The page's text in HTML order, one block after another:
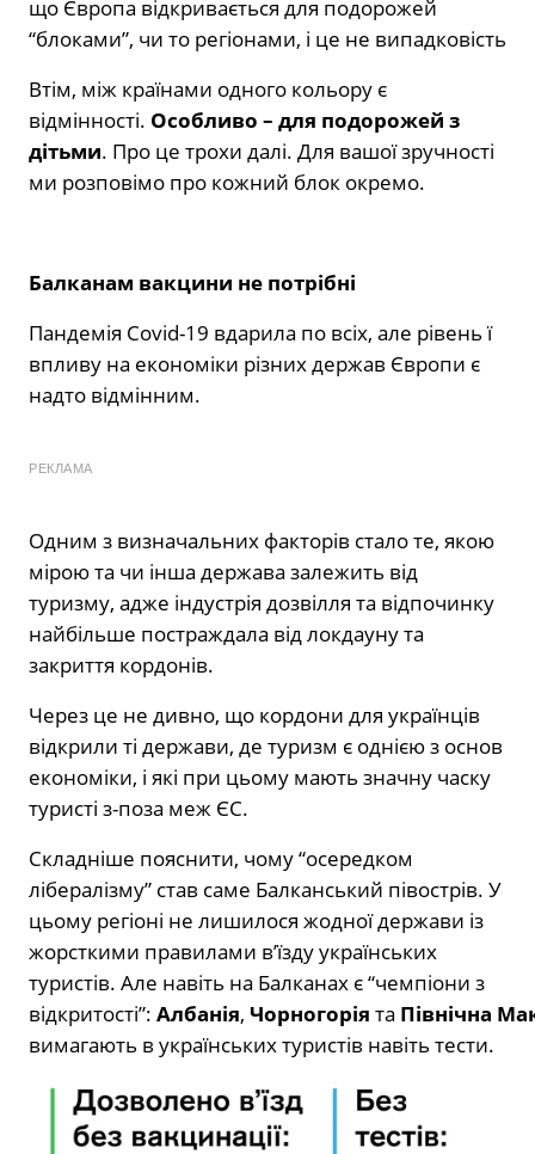
що Європа відкривається для подорожей
“блоками”, чи то регіонами, і це не випадковість
Втім, між країнами одного кольору є
відмінності. Особливо – для подорожей з
дітьми. Про це трохи далі. Для вашої зручності
ми розповімо про кожний блок окремо.
Балканам вакцини не потрібні
Пандемія Covid-19 вдарила по всіх, але рівень ї
впливу на економіки різних держав Європи є
надто відмінним.
РЕКЛАМА
Одним з визначальних факторів стало те, якою
мірою та чи інша держава залежить від
туризму, адже індустрія дозвілля та відпочинку
найбільше постраждала від локдауну та
закриття кордонів.
Через це не дивно, що кордони для українців
відкрили ті держави, де туризм є однією з основ
економіки, і які при цьому мають значну часку
туристі з-поза меж ЄС.
Складніше пояснити, чому “осередком
лібералізму” став саме Балканський півострів. У
цьому регіоні не лишилося жодної держави із
жорсткими правилами в’їзду українських
туристів. Але навіть на Балканах є “чемпіони з
відкритості”: Албанія, Чорногорія та Північна
вимагають в українських туристів навіть тести.